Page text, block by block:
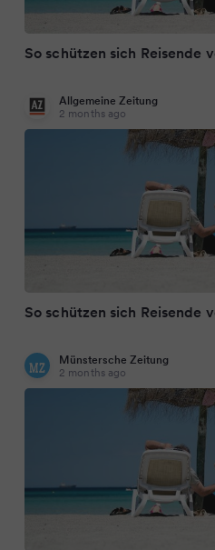
So schützen sich Reisende
Allgemeine Zeitung
2 months ago
So schützen sich Reisende
Münstersche Zeitung
2 months ago